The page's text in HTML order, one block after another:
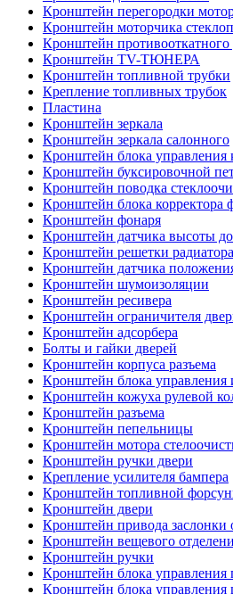
Кронштейн перегородки
Кронштейн моторчика
Кронштейн противооткатного
Кронштейн TV-ТЮНЕРА
Кронштейн топливной трубки
Крепление топливных трубок
Пластина
Кронштейн зеркала
Кронштейн зеркала салонного
Кронштейн блока управления
Кронштейн буксировочной
Кронштейн поводка
Кронштейн блока корректора
Кронштейн фонаря
Кронштейн датчика высоты
Кронштейн решетки радиатора
Кронштейн датчика
Кронштейн шумоизоляции
Кронштейн ресивера
Кронштейн ограничителя
Кронштейн адсорбера
Болты и гайки дверей
Кронштейн корпуса разъема
Кронштейн блока управления
Кронштейн кожуха рулевой
Кронштейн разъема
Кронштейн пепельницы
Кронштейн мотора
Кронштейн ручки двери
Крепление усилителя бампера
Кронштейн топливной
Кронштейн двери
Кронштейн привода заслонки
Кронштейн вещевого
Кронштейн ручки
Кронштейн блока управления
Кронштейн блока управления